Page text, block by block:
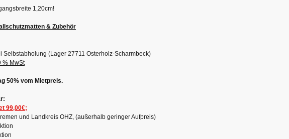
1,20cm!
& Zubehör
Selbstabholung (Lager 27711 Osterholz-Scharmbeck)
% MwSt
50% vom Mietpreis.
99,00€;
und Landkreis OHZ, (außerhalb geringer Aufpreis)